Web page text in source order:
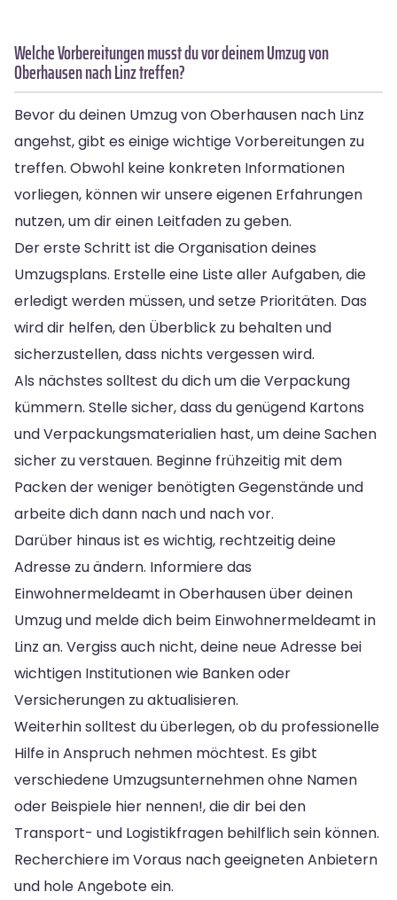
Welche Vorbereitungen musst du vor deinem Umzug von
Oberhausen nach Linz treffen?
Bevor du deinen Umzug von Oberhausen nach Linz
angehst, gibt es einige wichtige Vorbereitungen zu
treffen. Obwohl keine konkreten Informationen
vorliegen, können wir unsere eigenen Erfahrungen
nutzen, um dir einen Leitfaden zu geben.
Der erste Schritt ist die Organisation deines
Umzugsplans. Erstelle eine Liste aller Aufgaben, die
erledigt werden müssen, und setze Prioritäten. Das
wird dir helfen, den Überblick zu behalten und
sicherzustellen, dass nichts vergessen wird.
Als nächstes solltest du dich um die Verpackung
kümmern. Stelle sicher, dass du genügend Kartons
und Verpackungsmaterialien hast, um deine Sachen
sicher zu verstauen. Beginne frühzeitig mit dem
Packen der weniger benötigten Gegenstände und
arbeite dich dann nach und nach vor.
Darüber hinaus ist es wichtig, rechtzeitig deine
Adresse zu ändern. Informiere das
Einwohnermeldeamt in Oberhausen über deinen
Umzug und melde dich beim Einwohnermeldeamt in
Linz an. Vergiss auch nicht, deine neue Adresse bei
wichtigen Institutionen wie Banken oder
Versicherungen zu aktualisieren.
Weiterhin solltest du überlegen, ob du professionelle
Hilfe in Anspruch nehmen möchtest. Es gibt
verschiedene Umzugsunternehmen ohne Namen
oder Beispiele hier nennen!, die dir bei den
Transport- und Logistikfragen behilflich sein können.
Recherchiere im Voraus nach geeigneten Anbietern
und hole Angebote ein.